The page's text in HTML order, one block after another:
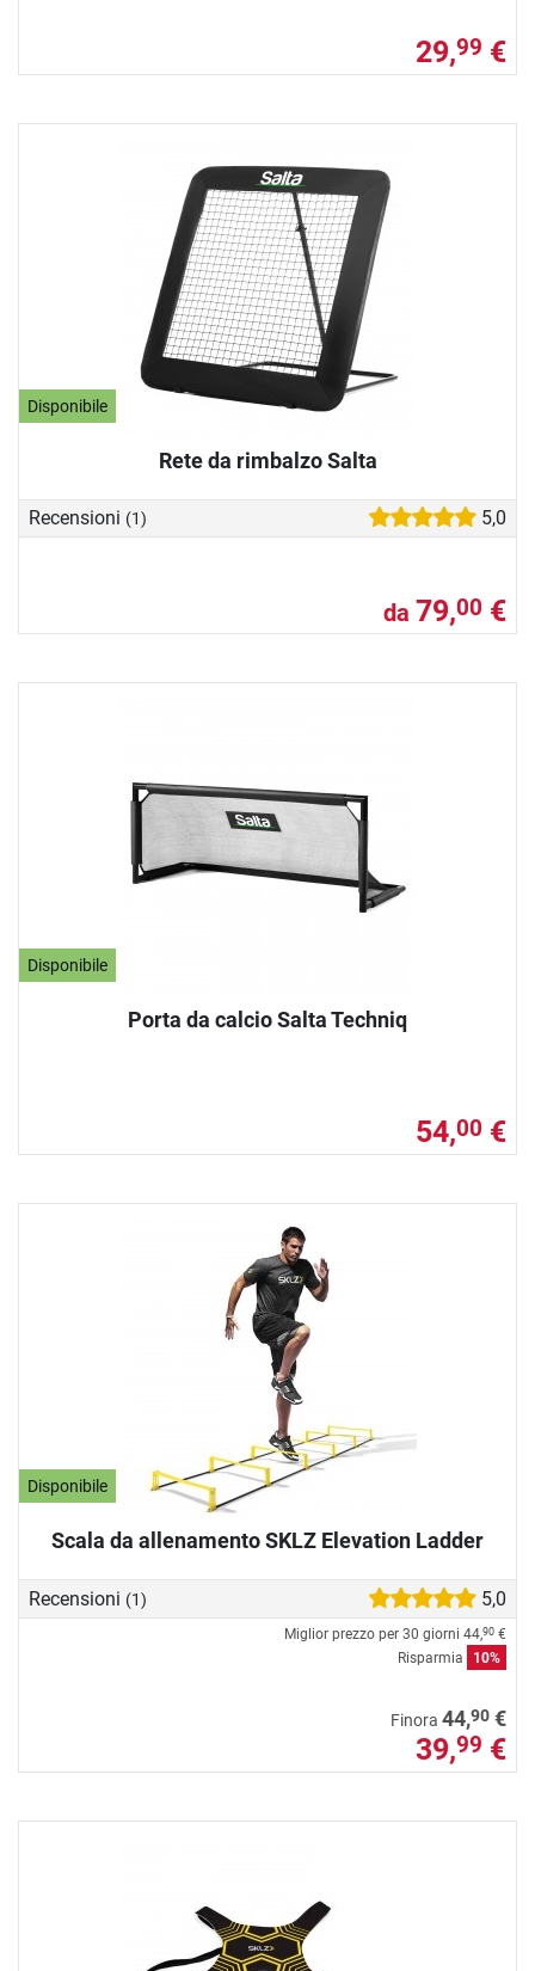
29,99 €
Disponibile
Rete da rimbalzo Salta
Recensioni (1) 5,0
da 79,00 €
Disponibile
Porta da calcio Salta Techniq
54,00 €
Disponibile
Scala da allenamento SKLZ Elevation Ladder
Recensioni (1) 5,0
Miglior prezzo per 30 giorni 44,90 €
Risparmia
10%
Finora 44,90 €
39,99 €